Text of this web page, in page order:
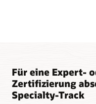
Für eine Expert-
Zertifizierung
Specialty-Track